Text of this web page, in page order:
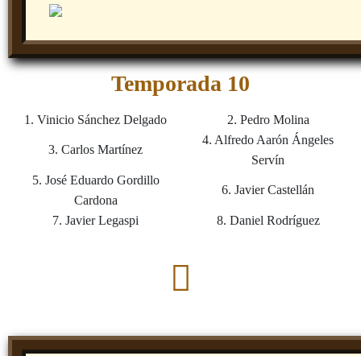
Temporada 10
1. Vinicio Sánchez Delgado 2. Pedro Molina
3. Carlos Martínez
4. Alfredo Aarón Ángeles
Servín
5. José Eduardo Gordillo
Cardona
6. Javier Castellán
7. Javier Legaspi 8. Daniel Rodríguez